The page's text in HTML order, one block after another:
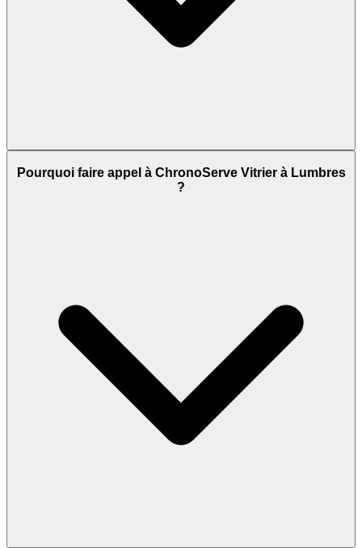
Pourquoi faire appel à ChronoServe Vitrier à Lumbres
?